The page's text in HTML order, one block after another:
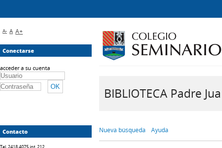
BIBLIOTECA Padre
Nueva búsqueda Ayuda
A- A A+
Conectarse
acceder a su cuenta
Contacto